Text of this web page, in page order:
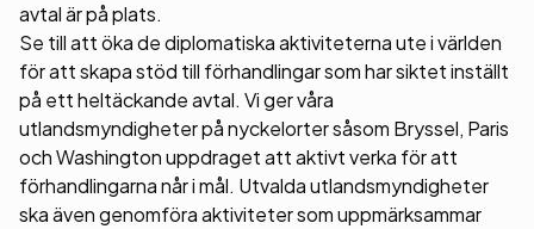
avtal är på plats.
Se till att öka de diplomatiska aktiviteterna ute i världen
för att skapa stöd till förhandlingar som har siktet inställt
på ett heltäckande avtal. Vi ger våra
utlandsmyndigheter på nyckelorter såsom Bryssel, Paris
och Washington uppdraget att aktivt verka för att
förhandlingarna når i mål. Utvalda utlandsmyndigheter
ska även genomföra aktiviteter som uppmärksammar